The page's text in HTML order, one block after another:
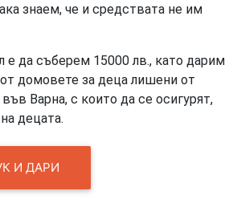
знаем, че и средствата не им
е да съберем 15000 лв., като дарим
домовете за деца лишени от
Варна, с които да се осигурят,
децата.
И ДАРИ